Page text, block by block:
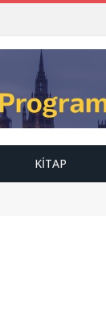
KITAP